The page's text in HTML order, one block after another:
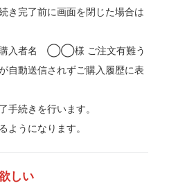
き完了前に画面を閉じた場合は
購入者名 ◯◯様 ご注文有難う
自動送信されずご購入履歴に表
手続きを行います。
ようになります。
しい